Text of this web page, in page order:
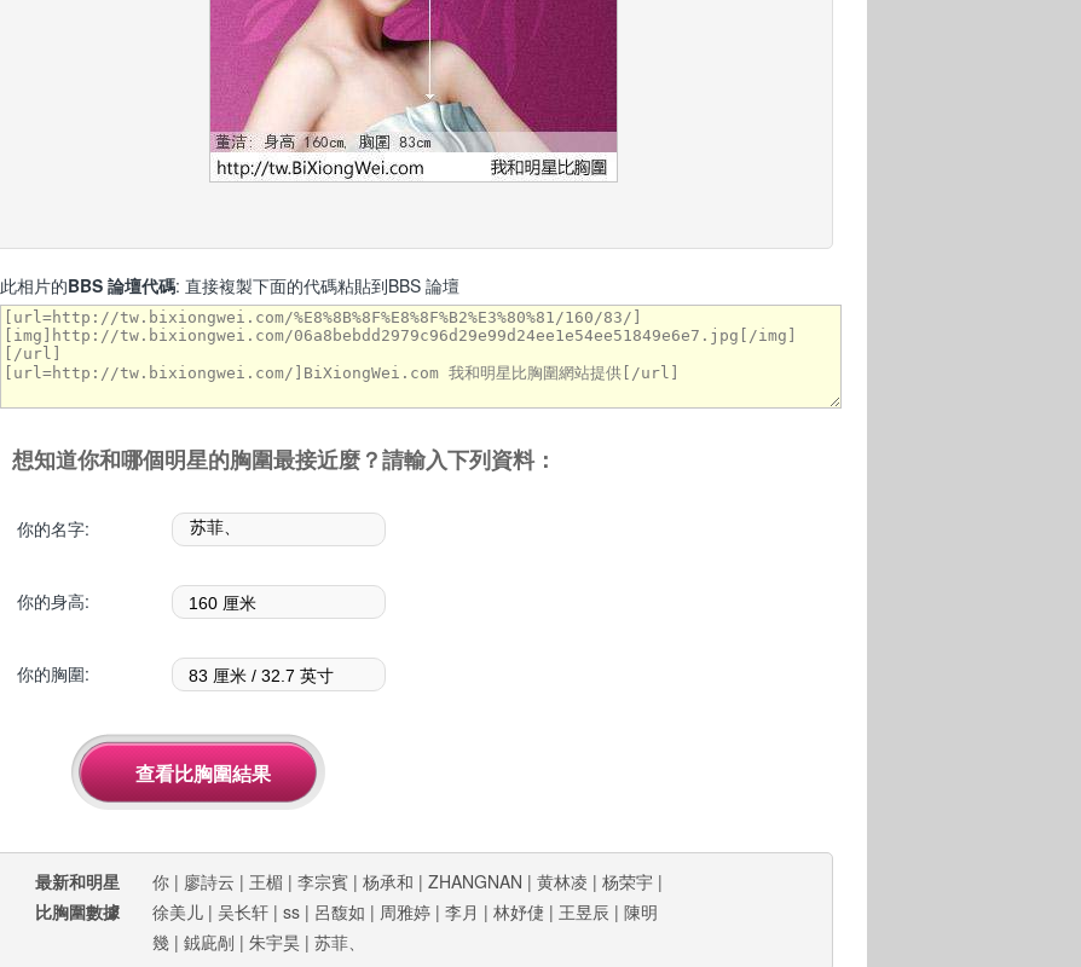
此相片的BBS 論壇代碼: 直接複製下面的代碼粘貼到BBS 論壇
想知道你和哪個明星的胸圍最接近麼？請輸入下列資料：
你的名字:
你的身高:
你的胸圍:
最新和明星
比胸圍數據
你 | 廖詩云 | 王楣 | 李宗賓 | 杨承和 | ZHANGNAN | 黄林凌 | 杨荣宇 |
徐美儿 | 吴长轩 | ss | 呂馥如 | 周雅婷 | 李月 | 林妤倢 | 王昱辰 | 陳明
幾 | 銊庛剮 | 朱宇昊 | 苏菲、